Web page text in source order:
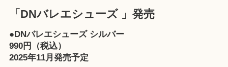
「DNバレエシューズ 」発売
●DNバレエシューズ シルバー
990円（税込）
2025年11月発売予定